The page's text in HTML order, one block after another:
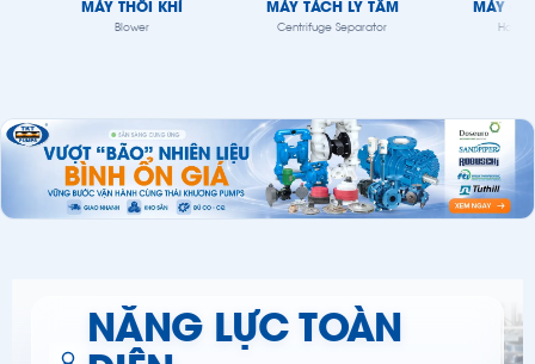
MÁY THỔI KHÍ
Blower
MÁY TÁCH LY TÂM
Centrifuge Separator
MÁY
NĂNG LỰC TOÀN